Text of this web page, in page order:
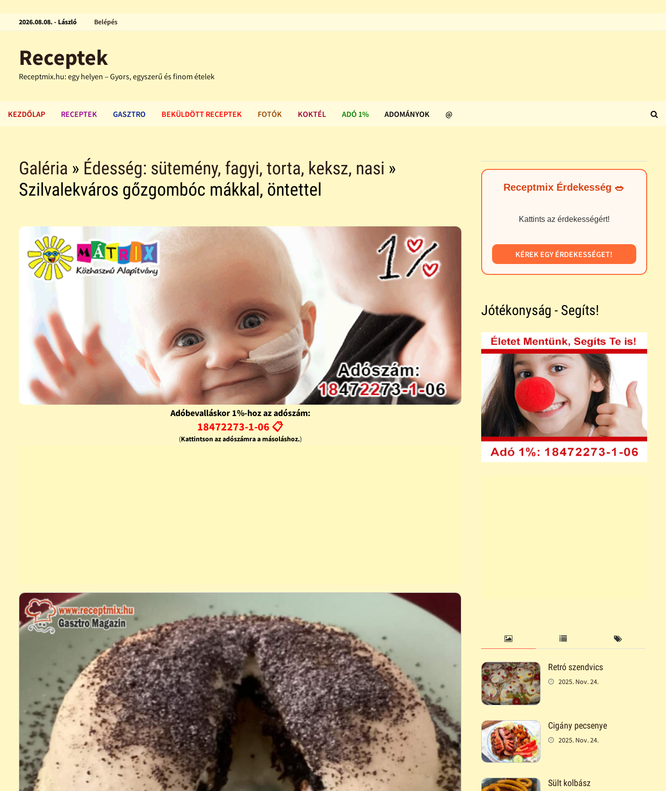
2026.08.08. - László Belépés
Receptek
Receptmix.hu: egy helyen – Gyors, egyszerű és finom ételek
KEZDŐLAP RECEPTEK GASZTRO BEKÜLDÖTT RECEPTEK FOTÓK KOKTÉL ADÓ 1% ADOMÁNYOK @
Galéria » Édesség: sütemény, fagyi, torta, keksz, nasi »
Szilvalekváros gőzgombóc mákkal, öntettel
Adóbevalláskor 1%-hoz az adószám:
18472273-1-06 📋
(Kattintson az adószámra a másoláshoz.)
Receptmix Érdekesség 🥗
Kattints az érdekességért!
KÉREK EGY ÉRDEKESSÉGET!
Jótékonyság - Segíts!
Retró szendvics
2025. Nov. 24.
Cigány pecsenye
2025. Nov. 24.
Sült kolbász